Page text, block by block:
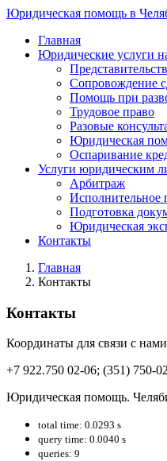
Юридическая помощь в
Главная
Юридические услуги
Сопровождение
Помощь при
Трудовое право
Разовые
Юридическая
Оспаривание
Услуги юридическим
Арбитраж
Исполнительное
Подготовка
Юридическая
Контакты
Главная
Контакты
Контакты
Координаты для связи с
+7 922.750 02-06; (351) 750-
Юридическая помощь.
total time: 0.0293 s
query time: 0.0040 s
queries: 9